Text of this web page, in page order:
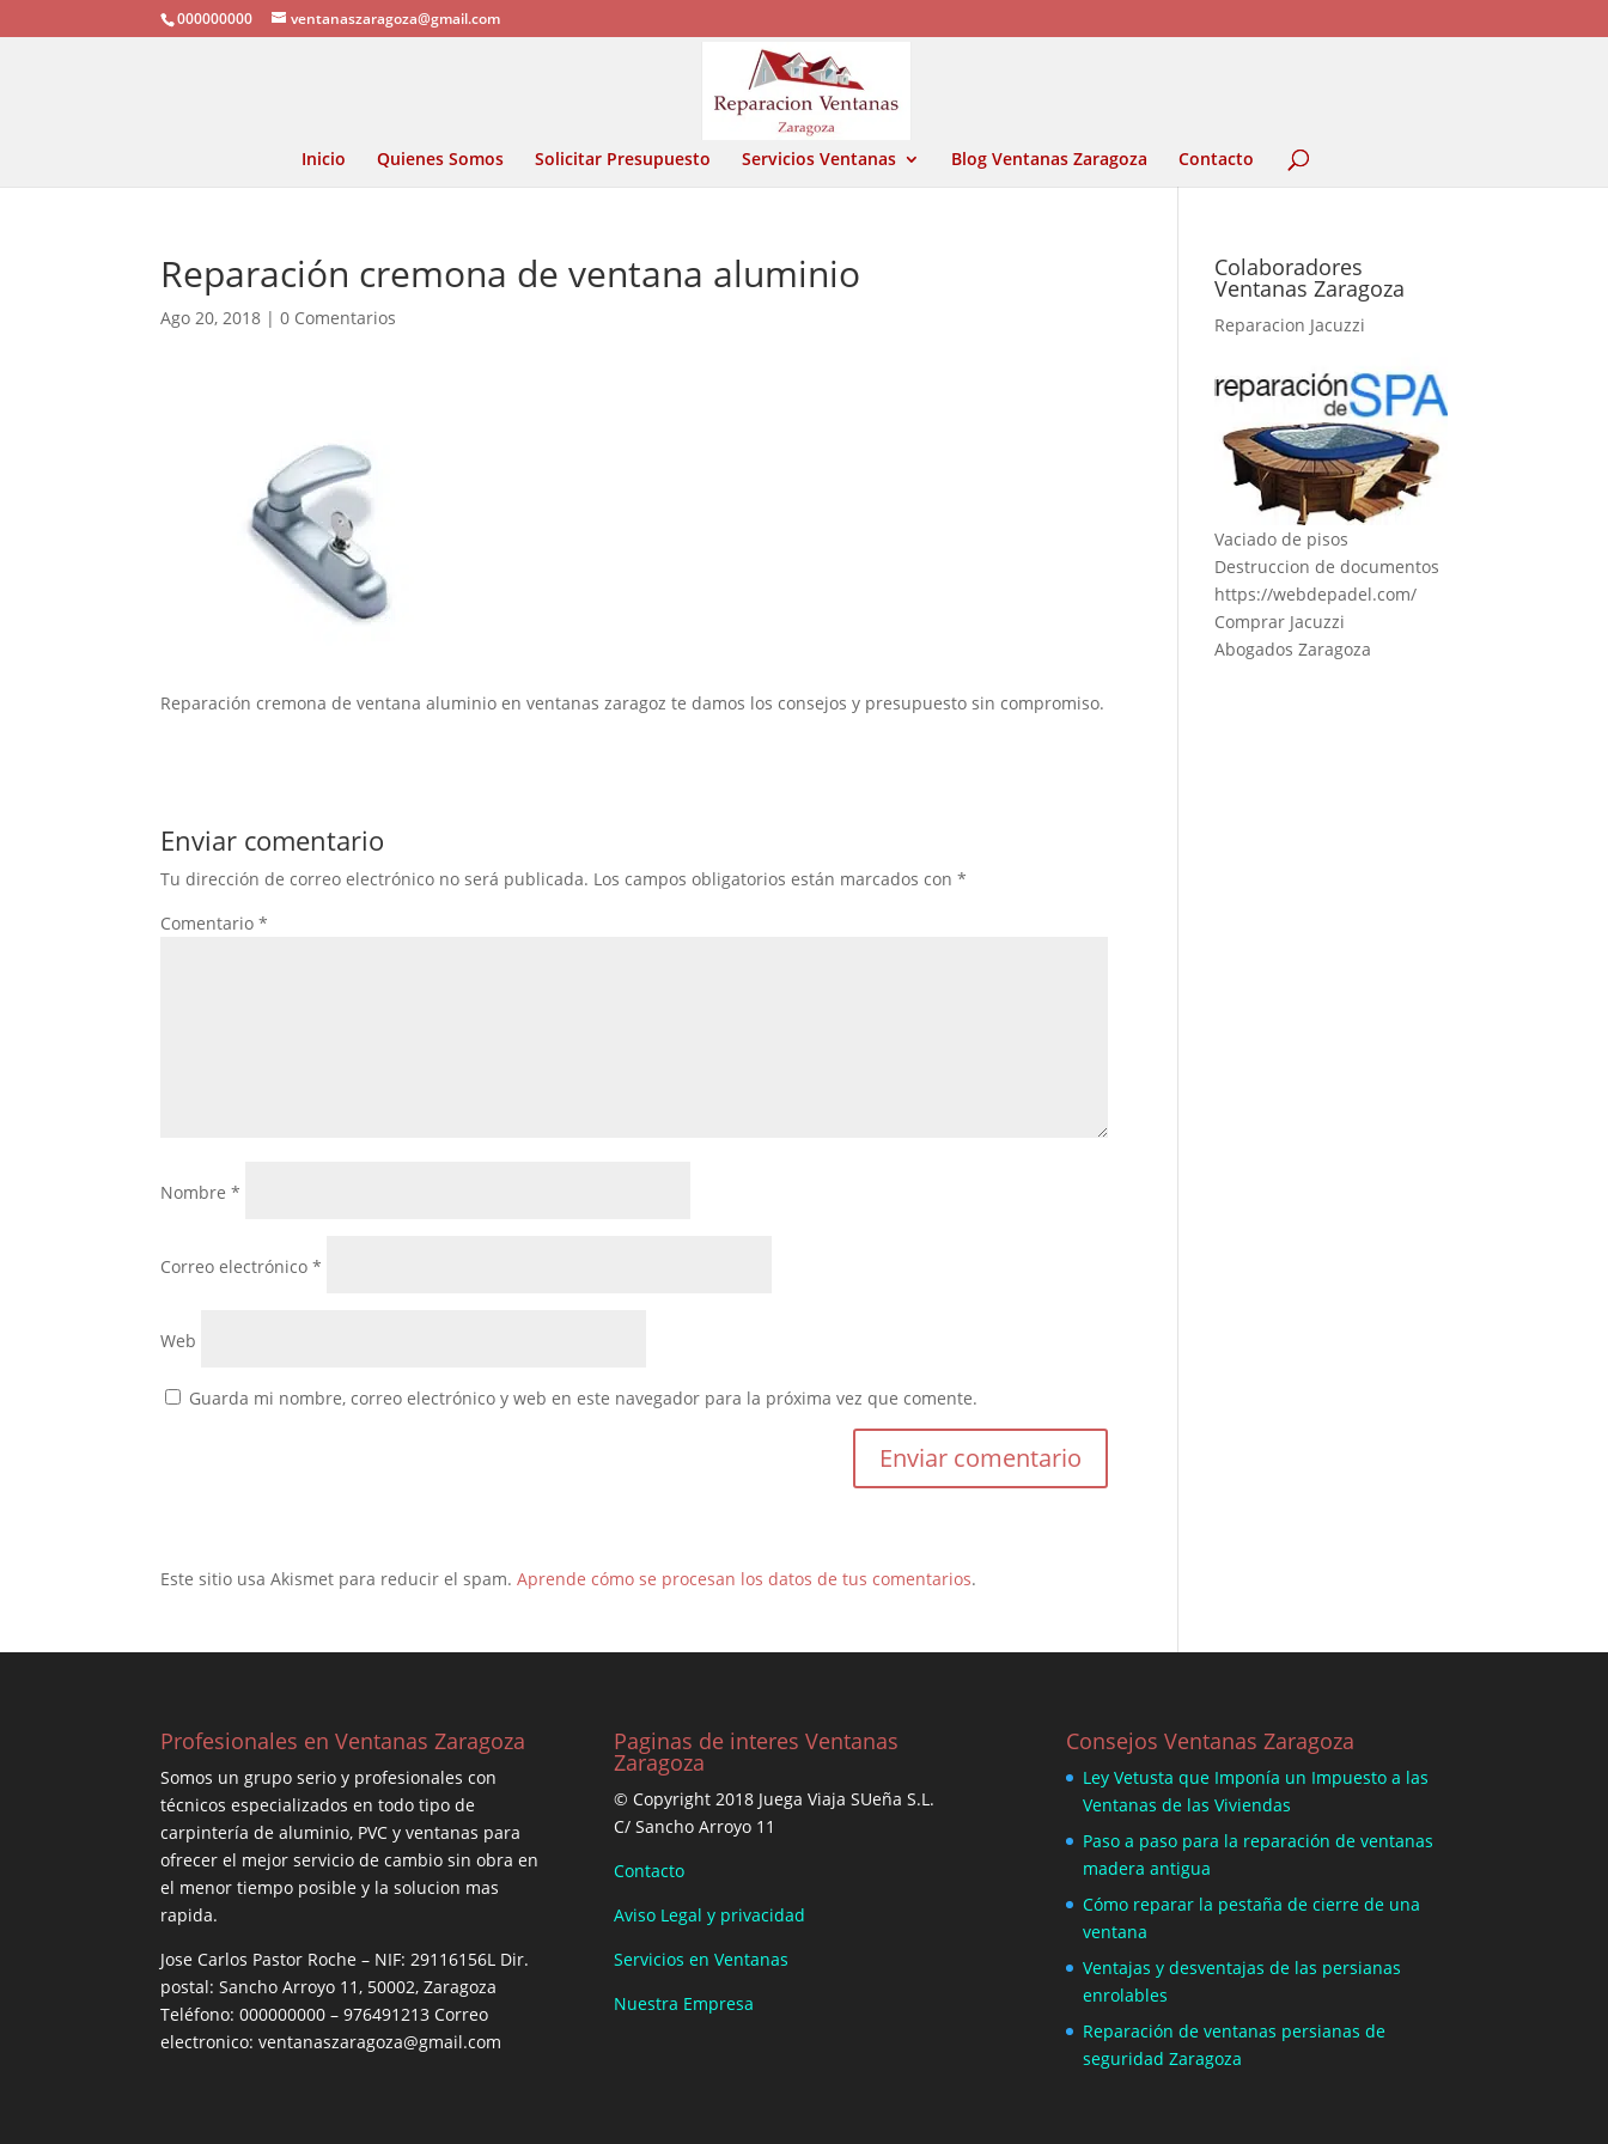
000000000 ventanaszaragoza@gmail.com
Inicio Quienes Somos Solicitar Presupuesto Servicios Ventanas Blog Ventanas Zaragoza Contacto
Reparación cremona de ventana aluminio
Ago 20, 2018 |0 Comentarios
Reparación cremona de ventana aluminio en ventanas zaragoz te damos los consejos y presupuesto sin compromiso.
Enviar comentario
Tu dirección de correo electrónico no será publicada. Los campos obligatorios están marcados con*
Comentario*
Nombre*
Correo electrónico*
Web
Guarda mi nombre, correo electrónico y web en este navegador para la próxima vez que comente.
Este sitio usa Akismet para reducir el spam.Aprende cómo se procesan los datos de tus comentarios.
Colaboradores
Ventanas Zaragoza
Reparacion Jacuzzi
Vaciado de pisos
Destruccion de documentos
https://webdepadel.com/
Comprar Jacuzzi
Abogados Zaragoza
Profesionales en Ventanas Zaragoza
Somos un grupo serio y profesionales con
técnicos especializados en todo tipo de
carpintería de aluminio, PVC y ventanas para
ofrecer el mejor servicio de cambio sin obra en
el menor tiempo posible y la solucion mas
rapida.
Jose Carlos Pastor Roche – NIF: 29116156L Dir.
postal: Sancho Arroyo 11, 50002, Zaragoza
Teléfono: 000000000 – 976491213 Correo
electronico: ventanaszaragoza@gmail.com
Paginas de interes Ventanas
Zaragoza
© Copyright 2018 Juega Viaja SUeña S.L.
C/ Sancho Arroyo 11
Contacto
Aviso Legal y privacidad
Servicios en Ventanas
Nuestra Empresa
Consejos Ventanas Zaragoza
Ley Vetusta que Imponía un Impuesto a las
Ventanas de las Viviendas
Paso a paso para la reparación de ventanas
madera antigua
Cómo reparar la pestaña de cierre de una
ventana
Ventajas y desventajas de las persianas
enrolables
Reparación de ventanas persianas de
seguridad Zaragoza